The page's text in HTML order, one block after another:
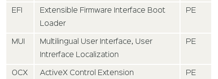
EFI
Extensible Firmware Interface Boot
Loader
PE
MUI
Multilingual User Interface, User
Intrerface Localization
PE
OCX ActiveX Control Extension PE